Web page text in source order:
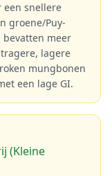
een snellere
groene/Puy-
meer
lagere
mungbonen
een lage GI.
(Kleine